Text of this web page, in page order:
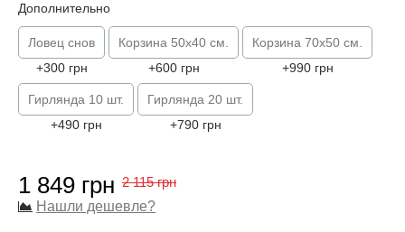
Дополнительно
Ловец снов
+300 грн
Корзина 50х40 см.
+600 грн
Корзина 70х50 см.
+990 грн
Гирлянда 10 шт.
+490 грн
Гирлянда 20 шт.
+790 грн
1 849 грн 2 115 грн
Нашли дешевле?